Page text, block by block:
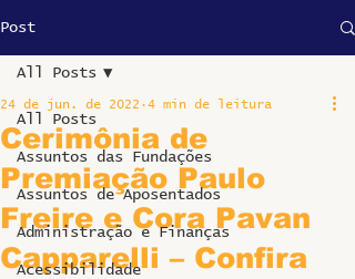
Post
All Posts
Assuntos das Fundações
Assuntos de Aposentados
Administração e Finanças
Acessibilidade
All Posts
Cerimônia de
Premiação Paulo
Freire e Cora Pavan
Capparelli – Confira
24 de jun. de 2022 4 min de leitura